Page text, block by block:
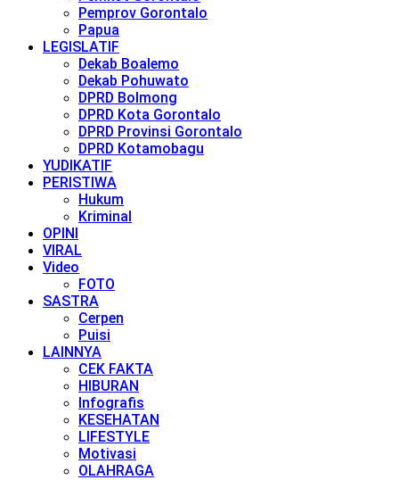
Pemprov Gorontalo
Papua
LEGISLATIF
Dekab Boalemo
Dekab Pohuwato
DPRD Bolmong
DPRD Kota Gorontalo
DPRD Provinsi Gorontalo
DPRD Kotamobagu
YUDIKATIF
PERISTIWA
Hukum
Kriminal
OPINI
VIRAL
Video
FOTO
SASTRA
Cerpen
Puisi
LAINNYA
CEK FAKTA
HIBURAN
Infografis
KESEHATAN
LIFESTYLE
Motivasi
OLAHRAGA